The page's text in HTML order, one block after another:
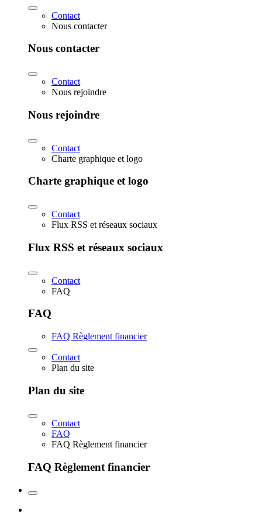
Contact
Nous contacter
Nous contacter
Contact
Nous rejoindre
Nous rejoindre
Contact
Charte graphique et logo
Charte graphique et logo
Contact
Flux RSS et réseaux sociaux
Flux RSS et réseaux sociaux
Contact
FAQ
FAQ
FAQ Règlement financier
Contact
Plan du site
Plan du site
Contact
FAQ
FAQ Règlement financier
FAQ Règlement financier